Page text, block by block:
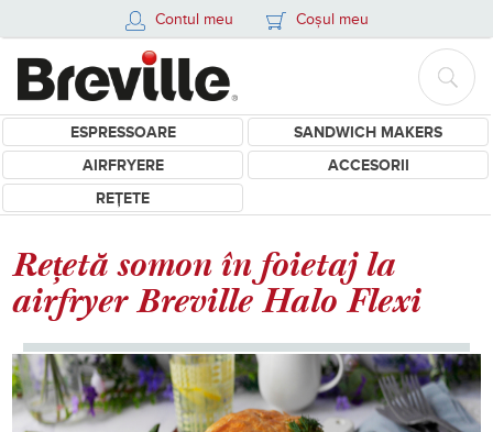
Contul meu Coșul meu
ESPRESSOARE
SANDWICH MAKERS
AIRFRYERE
ACCESORII
REȚETE
Rețetă somon în foietaj la
airfryer Breville Halo Flexi